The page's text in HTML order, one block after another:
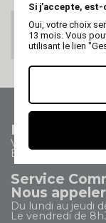
Nous
Vos questions -
Besoin d'aide ?
Service
Nous
Du lundi au jeudi
Le vendredi de
Si j’accepte, est-
Oui, votre choix
13 mois. Vous
utilisant le lien